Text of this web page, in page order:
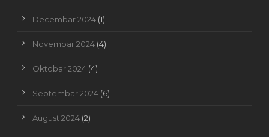
Decembar 2024 (1)
Novembar 2024 (4)
Oktobar 2024 (4)
Septembar 2024 (6)
August 2024 (2)